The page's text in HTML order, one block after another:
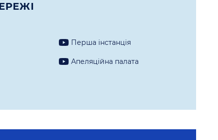
Перша iнстанцiя
Апеляцiйна палата